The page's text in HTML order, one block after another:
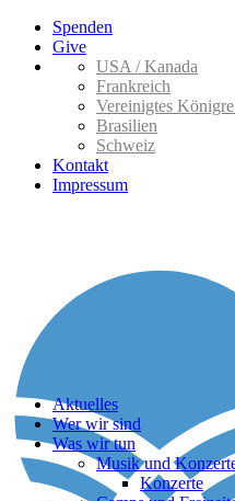
Spenden
Give
USA / Kanada
Frankreich
Vereinigtes
Brasilien
Schweiz
Kontakt
Impressum
Aktuelles
Wer wir sind
Was wir tun
Musik und
Konzerte